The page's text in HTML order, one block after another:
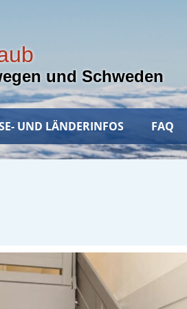
und Schweden
UND LÄNDERINFOS FAQ